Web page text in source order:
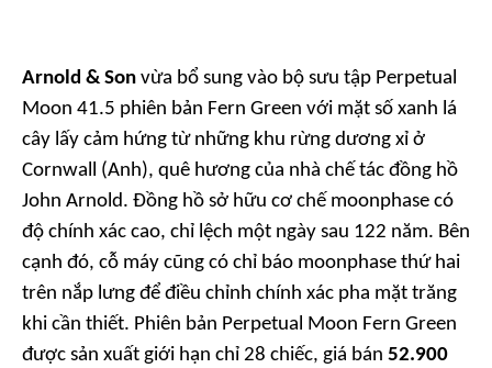
Arnold & Son vừa bổ sung vào bộ sưu tập Perpetual
Moon 41.5 phiên bản Fern Green với mặt số xanh lá
cây lấy cảm hứng từ những khu rừng dương xỉ ở
Cornwall (Anh), quê hương của nhà chế tác đồng hồ
John Arnold. Đồng hồ sở hữu cơ chế moonphase có
độ chính xác cao, chỉ lệch một ngày sau 122 năm. Bên
cạnh đó, cỗ máy cũng có chỉ báo moonphase thứ hai
trên nắp lưng để điều chỉnh chính xác pha mặt trăng
khi cần thiết. Phiên bản Perpetual Moon Fern Green
được sản xuất giới hạn chỉ 28 chiếc, giá bán 52.900